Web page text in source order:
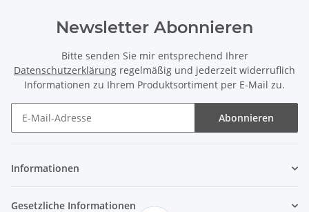
Newsletter Abonnieren
Bitte senden Sie mir entsprechend Ihrer
Datenschutzerklärung regelmäßig und jederzeit widerruflich
Informationen zu Ihrem Produktsortiment per E-Mail zu.
Abonnieren
Informationen
Gesetzliche Informationen